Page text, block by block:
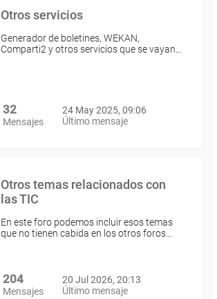
Otros servicios
Generador de boletines, WEKAN,
Comparti2 y otros servicios que se vayan…
32
Mensajes
24 May 2025, 09:06
Último mensaje
Otros temas relacionados con
las TIC
En este foro podemos incluir esos temas
que no tienen cabida en los otros foros…
204
Mensajes
20 Jul 2026, 20:13
Último mensaje